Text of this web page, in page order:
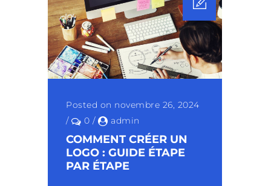
Posted on novembre 26, 2024
/
0 / admin
COMMENT CRÉER UN
LOGO : GUIDE ÉTAPE
PAR ÉTAPE